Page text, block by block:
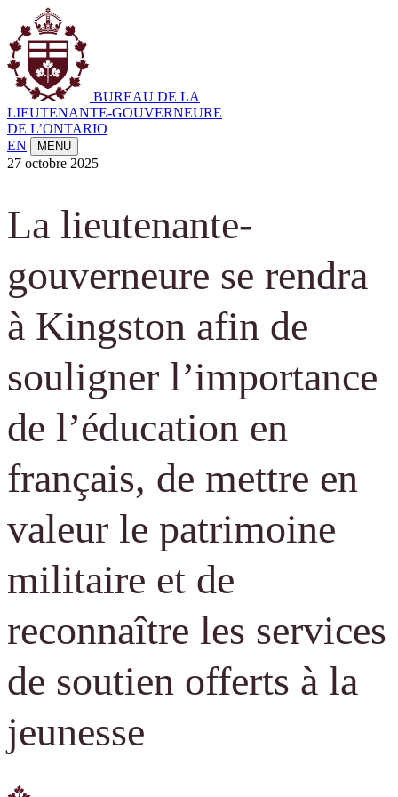
BUREAU DE LA
LIEUTENANTE-GOUVERNEURE
DE L’ONTARIO
EN
MENU
27 octobre 2025
La lieutenante-
gouverneure se rendra
à Kingston afin de
souligner l’importance
de l’éducation en
français, de mettre en
valeur le patrimoine
militaire et de
reconnaître les services
de soutien offerts à la
jeunesse